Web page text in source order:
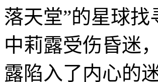
落天堂”的星球
中莉露受伤昏迷
露陷入了内心的